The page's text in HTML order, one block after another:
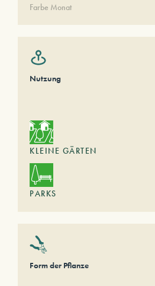
Farbe Monat
Nutzung
KLEINE GÄRTEN
PARKS
Form der Pflanze